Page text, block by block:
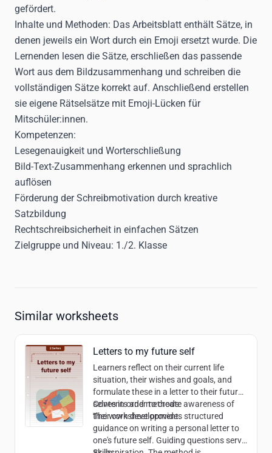
gefördert.
Inhalte und Methoden: Das Arbeitsblatt enthält Sätze, in
denen jeweils ein Wort durch ein Emoji ersetzt wurde. Die
Lernenden lesen die Sätze, erschließen das passende
Wort aus dem Bildzusammenhang und schreiben die
vollständigen Sätze korrekt auf. Anschließend erstellen
sie eigene Rätselsätze mit Emoji-Lücken für
Mitschüler:innen.
Kompetenzen:
Lesegenauigkeit und Worterschließung
Bild-Text-Zusammenhang erkennen und sprachlich
auflösen
Förderung der Schreibmotivation durch kreative
Satzbildung
Rechtschreibsicherheit in einfachen Sätzen
Zielgruppe und Niveau: 1./2. Klasse
Similar worksheets
Letters to my future self
Learners reflect on their current life
situation, their wishes and goals, and
formulate these in a letter to their future
selves in order to create awareness of
their own development.
Contents and methods:
The worksheet provides structured
guidance on writing a personal letter to
one's future self. Guiding questions serve